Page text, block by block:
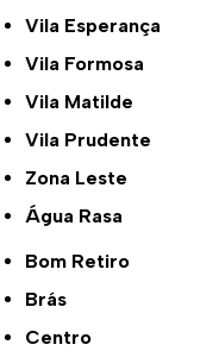
Vila Esperança
Vila Formosa
Vila Matilde
Vila Prudente
Zona Leste
Água Rasa
Bom Retiro
Brás
Centro